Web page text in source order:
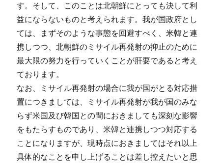
す。そして、このことは北朝鮮にとっても決して利
益にならないものと考えられます。我が国政府とし
ては、まずそのような事態を回避すべく、米韓と連
携しつつ、北朝鮮のミサイル再発射の抑止のために
最大限の努力を行っていくことが肝要であると考え
ております。
なお、ミサイル再発射の場合に我が国がとる対応措
置につきましては、ミサイル再発射が我が国のみな
らず米国及び韓国との間におきましても深刻な影響
をもたらすものであり、米韓と連携しつつ対応する
ことになりますが、現時点におきましてはそれ以上
具体的なことを申し上げることは差し控えたいと思